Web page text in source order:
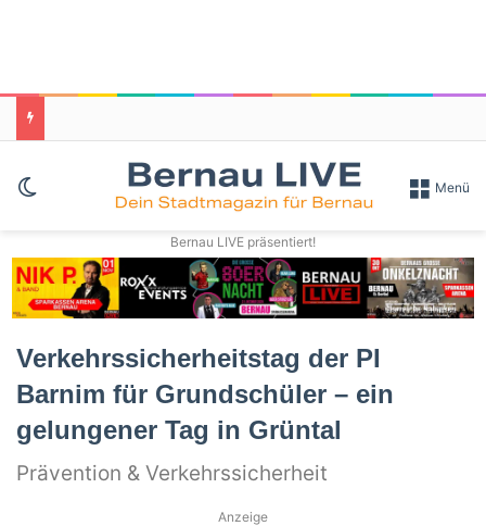
Skin umschalten Menü
Bernau LIVE präsentiert!
Verkehrssicherheitstag der PI
Barnim für Grundschüler – ein
gelungener Tag in Grüntal
Prävention & Verkehrssicherheit
Anzeige